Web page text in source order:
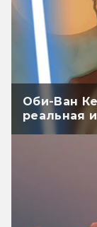
Оби-Ван
реальная